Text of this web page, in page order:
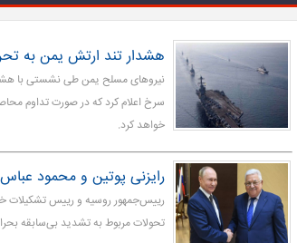
هشدار تند ارتش یمن به
نیروهای مسلح یمن طی نشستی با
سرخ اعلام کرد که در صورت تداوم
خواهد کرد.
رایزنی پوتین و محمود عباس
رییس‌جمهور روسیه و رییس تشکیلات
تحولات مربوط به تشدید بی‌سابقه